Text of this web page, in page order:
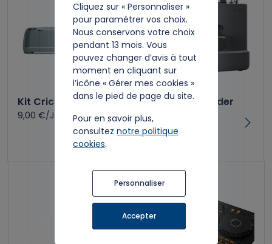
Cliquez sur « Personnaliser »
pour paramétrer vos choix.
Nous conservons votre choix
pendant 13 mois. Vous
pouvez changer d’avis à tout
moment en cliquant sur
l’icône « Gérer mes cookies »
dans le pied de page du site.
Pour en savoir plus,
consultez notre politique
cookies.
Personnaliser
Accepter
Kit Cricut Maker 4
9,00 €/Jour
Machine à broder
Brother - PP1
Skitch - Gris